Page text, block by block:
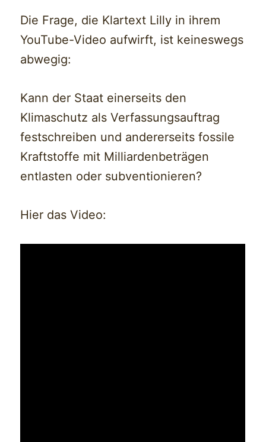
Die Frage, die Klartext Lilly in ihrem
YouTube-Video aufwirft, ist keineswegs
abwegig:
Kann der Staat einerseits den
Klimaschutz als Verfassungsauftrag
festschreiben und andererseits fossile
Kraftstoffe mit Milliardenbeträgen
entlasten oder subventionieren?
Hier das Video: